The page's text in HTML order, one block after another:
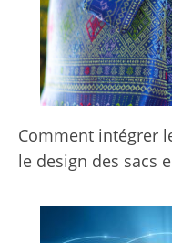
Comment intégrer
le design des sacs